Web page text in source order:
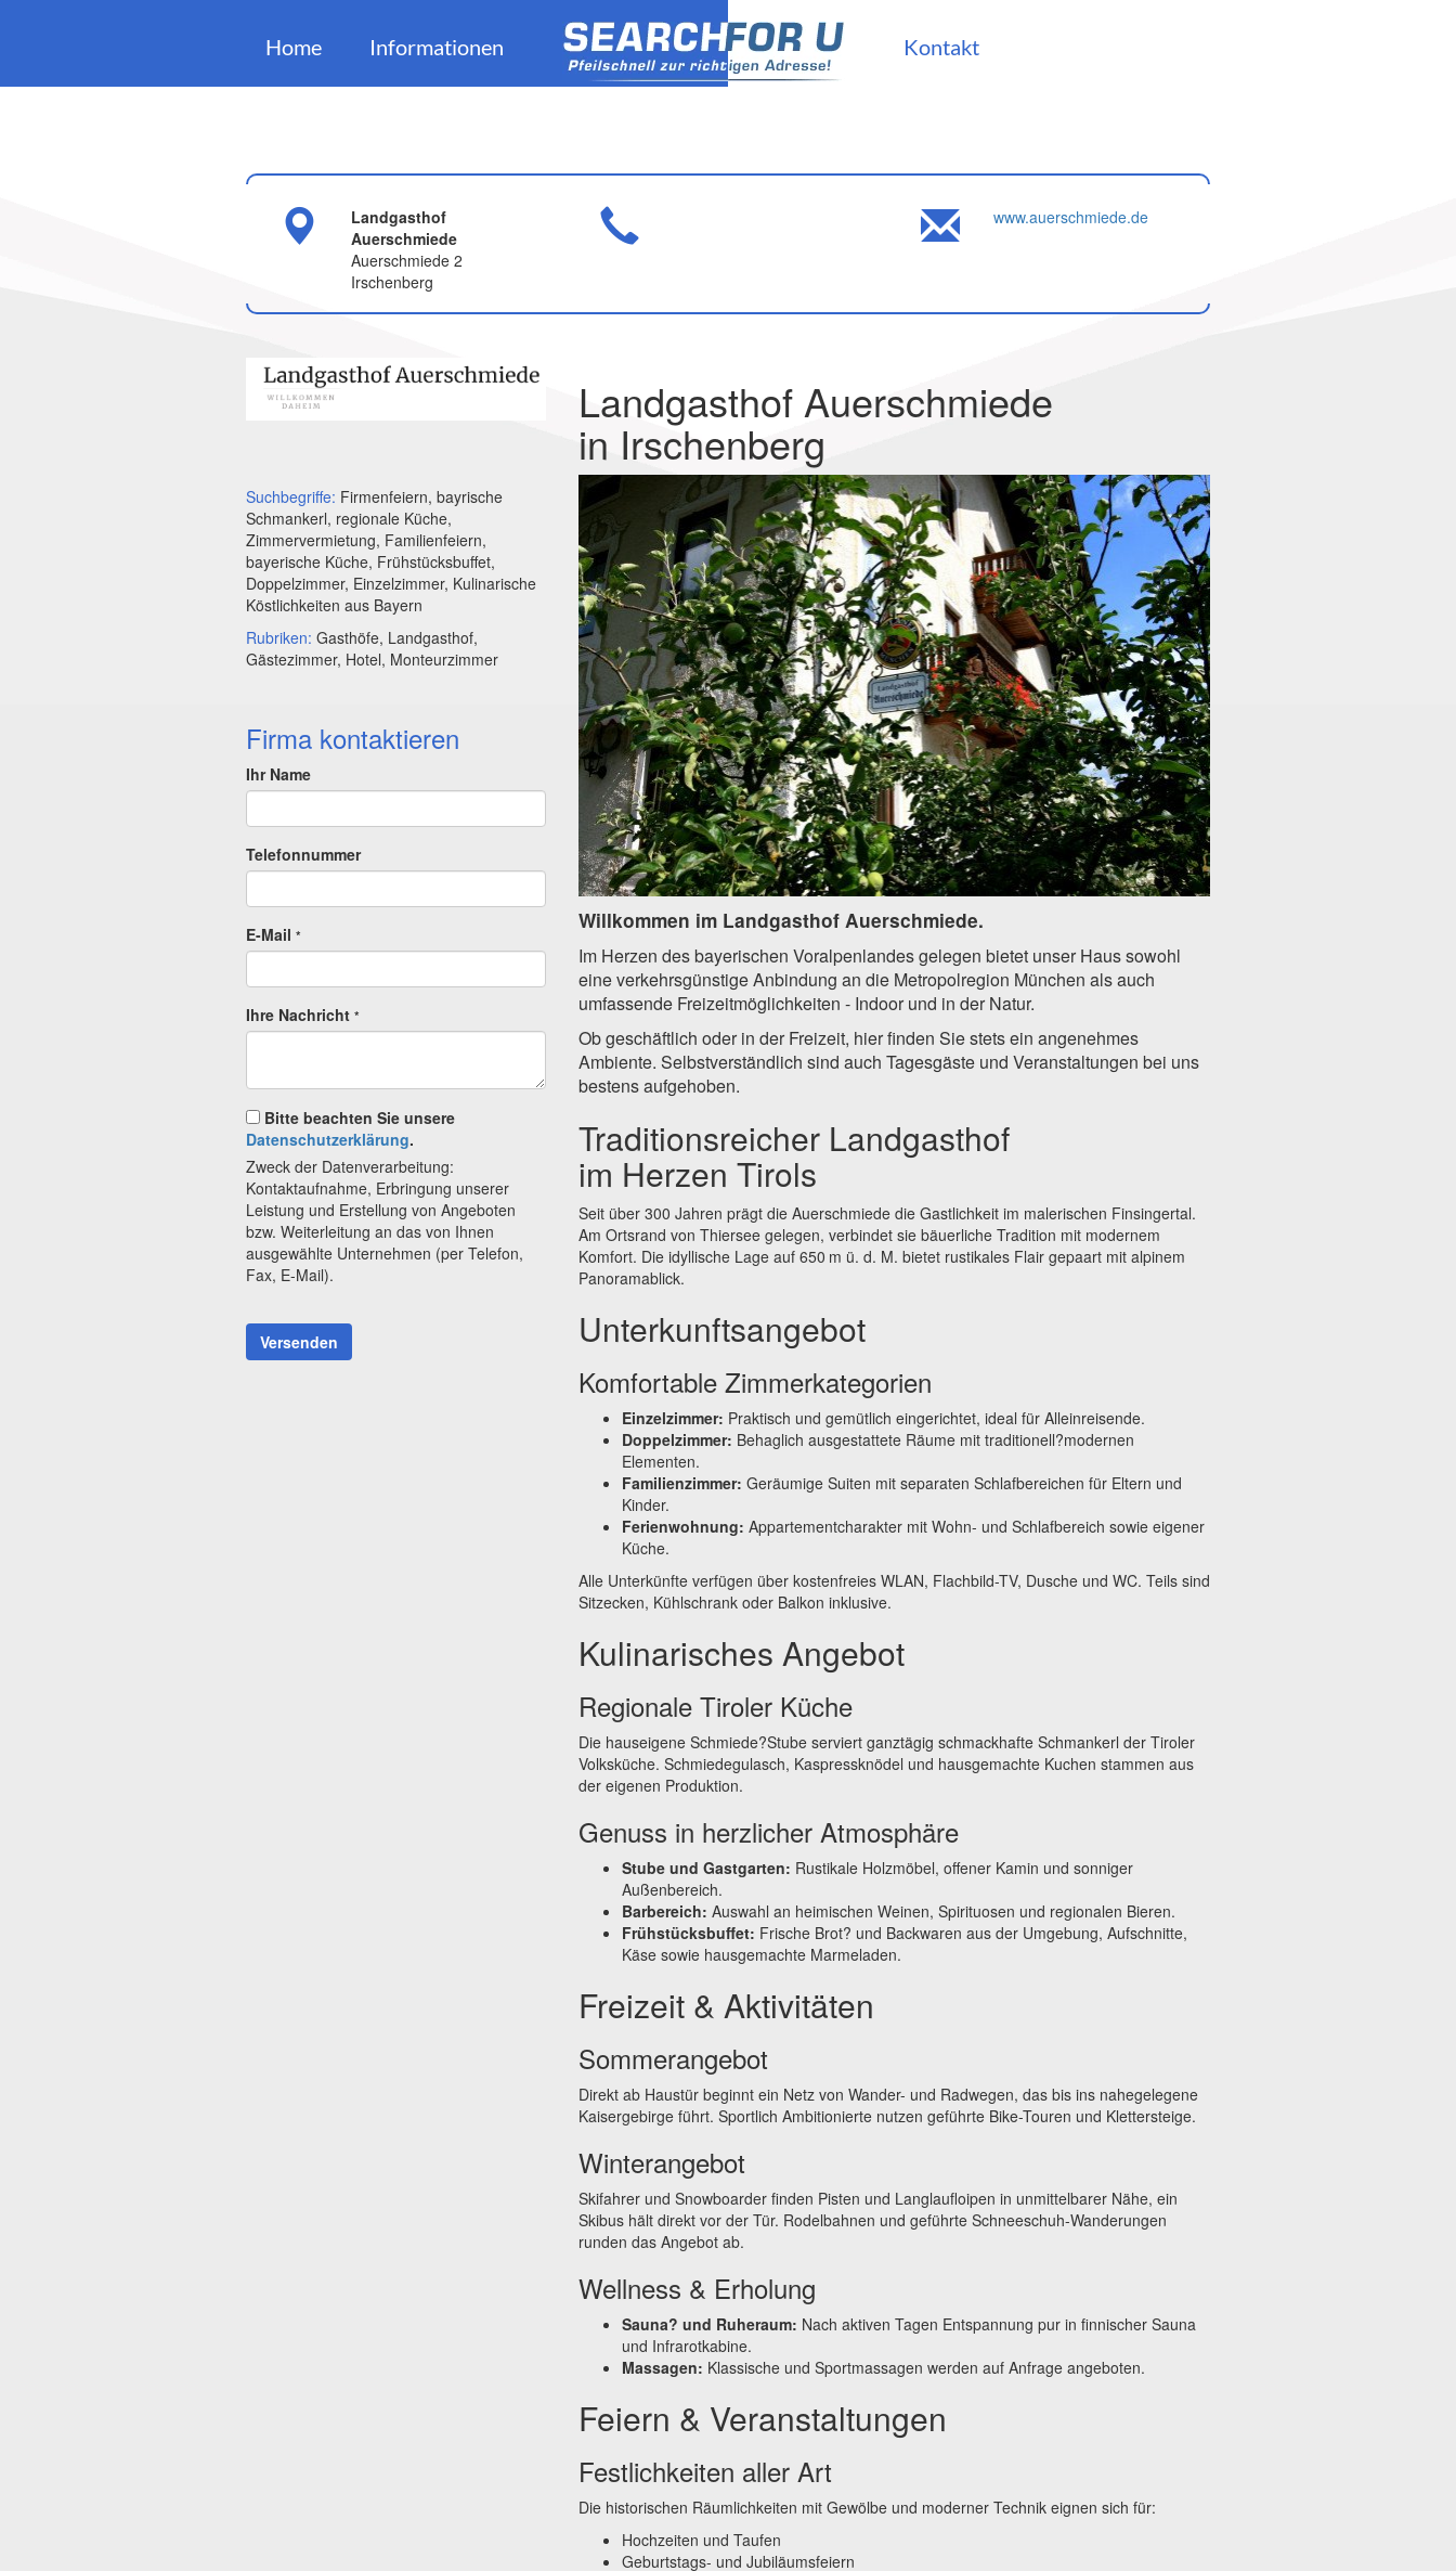
Home Informationen Kontakt
Landgasthof
Auerschmiede
Auerschmiede 2
Irschenberg
www.auerschmiede.de
Suchbegriffe: Firmenfeiern, bayrische
Schmankerl, regionale Küche,
Zimmervermietung, Familienfeiern,
bayerische Küche, Frühstücksbuffet,
Doppelzimmer, Einzelzimmer, Kulinarische
Köstlichkeiten aus Bayern
Rubriken: Gasthöfe, Landgasthof,
Gästezimmer, Hotel, Monteurzimmer
Firma kontaktieren
Ihr Name
Telefonnummer
E-Mail *
Ihre Nachricht *
Bitte beachten Sie unsere
Datenschutzerklärung.
Zweck der Datenverarbeitung:
Kontaktaufnahme, Erbringung unserer
Leistung und Erstellung von Angeboten
bzw. Weiterleitung an das von Ihnen
ausgewählte Unternehmen (per Telefon,
Fax, E-Mail).
Versenden
Landgasthof Auerschmiede
in Irschenberg
Willkommen im Landgasthof Auerschmiede.
Im Herzen des bayerischen Voralpenlandes gelegen bietet unser Haus sowohl
eine verkehrsgünstige Anbindung an die Metropolregion München als auch
umfassende Freizeitmöglichkeiten - Indoor und in der Natur.
Ob geschäftlich oder in der Freizeit, hier finden Sie stets ein angenehmes
Ambiente. Selbstverständlich sind auch Tagesgäste und Veranstaltungen bei uns
bestens aufgehoben.
Traditionsreicher Landgasthof
im Herzen Tirols
Seit über 300 Jahren prägt die Auer­schmiede die Gastlichkeit im malerischen Finsingertal.
Am Ortsrand von Thiersee gelegen, verbindet sie bäuerliche Tradition mit modernem
Komfort. Die idyllische Lage auf 650 m ü. d. M. bietet rustikales Flair gepaart mit alpinem
Panoramablick.
Unterkunftsangebot
Komfortable Zimmerkategorien
Einzelzimmer: Praktisch und gemütlich eingerichtet, ideal für Alleinreisende.
Doppelzimmer: Behaglich ausgestattete Räume mit traditionell?modernen
Elementen.
Familienzimmer: Geräumige Suiten mit separaten Schlaf­bereichen für Eltern und
Kinder.
Ferienwohnung: Appartementcharakter mit Wohn- und Schlafbereich sowie eigener
Küche.
Alle Unterkünfte verfügen über kostenfreies WLAN, Flachbild-TV, Dusche und WC. Teils sind
Sitzecken, Kühlschrank oder Balkon inklusive.
Kulinarisches Angebot
Regionale Tiroler Küche
Die hauseigene Schmiede?Stube serviert ganztägig schmackhafte Schmankerl der Tiroler
Volksküche. Schmiedegulasch, Kaspressknödel und hausgemachte Kuchen stammen aus
der eigenen Produktion.
Genuss in herzlicher Atmosphäre
Stube und Gastgarten: Rustikale Holzmöbel, offener Kamin und sonniger
Außenbereich.
Barbereich: Auswahl an heimischen Weinen, Spirituosen und regionalen Bieren.
Frühstücksbuffet: Frische Brot? und Backwaren aus der Umgebung, Aufschnitte,
Käse sowie hausgemachte Marmeladen.
Freizeit & Aktivitäten
Sommerangebot
Direkt ab Haustür beginnt ein Netz von Wander- und Radwegen, das bis ins nahegelegene
Kaisergebirge führt. Sportlich Ambitionierte nutzen geführte Bike-Touren und Klettersteige.
Winterangebot
Skifahrer und Snowboarder finden Pisten und Langlaufloipen in unmittelbarer Nähe, ein
Skibus hält direkt vor der Tür. Rodelbahnen und geführte Schneeschuh-Wanderungen
runden das Angebot ab.
Wellness & Erholung
Sauna? und Ruheraum: Nach aktiven Tagen Entspannung pur in finnischer Sauna
und Infrarotkabine.
Massagen: Klassische und Sportmassagen werden auf Anfrage angeboten.
Feiern & Veranstaltungen
Festlichkeiten aller Art
Die historischen Räumlichkeiten mit Gewölbe und moderner Technik eignen sich für:
Hochzeiten und Taufen
Geburtstags- und Jubiläumsfeiern